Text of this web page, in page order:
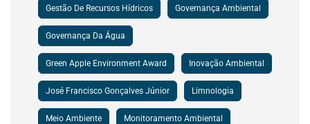
Gestão De Recursos Hídricos Governança Ambiental
Governança Da Água
Green Apple Environment Award Inovação Ambiental
José Francisco Gonçalves Júnior Limnologia
Meio Ambiente Monitoramento Ambiental